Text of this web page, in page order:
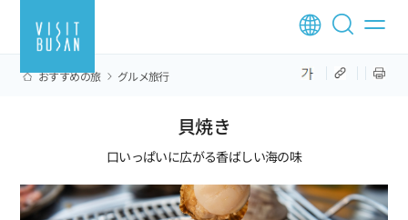
おすすめの旅 グルメ旅行
貝焼き
口いっぱいに広がる香ばしい海の味